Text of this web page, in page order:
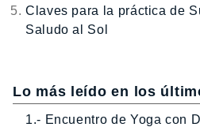
Claves para la práctica de
Saludo al Sol
Lo más leído en los
1.- Encuentro de Yoga con